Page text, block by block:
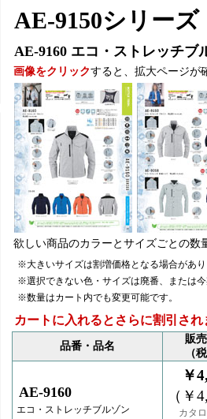
AE-9150シリーズ
AE-9160 エコ・ストレッチブ
画像をクリックすると、拡大ページが
欲しい商品のカラーとサイズごとの数
※大きいサイズは割増価格となる場合があ
※選択できない色・サイズは廃番、または
※数量はカート内でも変更可能です。
カートに入れるとさらに割引され
品番・品名
販
（
AE-9160
エコ・ストレッチブルゾン
￥
（￥
カタ